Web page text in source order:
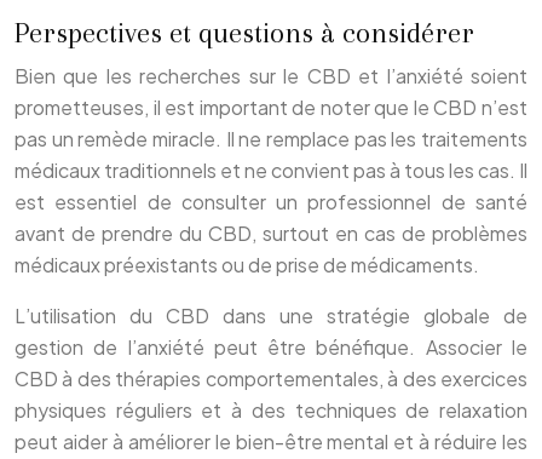
Perspectives et questions à considérer
Bien que les recherches sur le CBD et l’anxiété soient
prometteuses, il est important de noter que le CBD n’est
pas un remède miracle. Il ne remplace pas les traitements
médicaux traditionnels et ne convient pas à tous les cas. Il
est essentiel de consulter un professionnel de santé
avant de prendre du CBD, surtout en cas de problèmes
médicaux préexistants ou de prise de médicaments.
L’utilisation du CBD dans une stratégie globale de
gestion de l’anxiété peut être bénéfique. Associer le
CBD à des thérapies comportementales, à des exercices
physiques réguliers et à des techniques de relaxation
peut aider à améliorer le bien-être mental et à réduire les